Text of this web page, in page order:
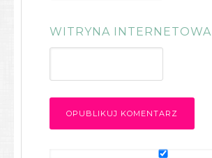
WITRYNA INTERNETOWA